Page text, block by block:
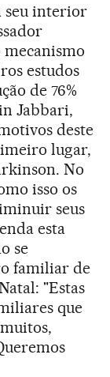
seu interior
estudos
de 76%
Jabbari,
deste
lugar,
No
isso os
seus
esta
se
familiar de
"Estas
que